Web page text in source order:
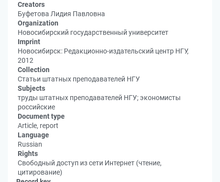
Creators
Буфетова Лидия Павловна
Organization
Новосибирский государственный университет
Imprint
Новосибирск: Редакционно-издательский центр НГУ,
2012
Collection
Статьи штатных преподавателей НГУ
Subjects
труды штатных преподавателей НГУ; экономисты
российские
Document type
Article, report
Language
Russian
Rights
Свободный доступ из сети Интернет (чтение,
цитирование)